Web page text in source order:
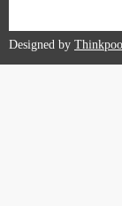
Designed by